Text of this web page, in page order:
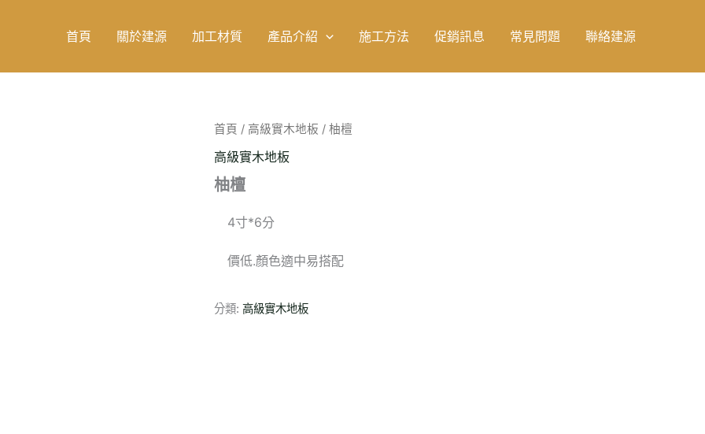
首頁 關於建源 加工材質 產品介紹 施工方法 促銷訊息 常見問題 聯絡建源
首頁 / 高級實木地板 / 柚檀
高級實木地板
柚檀
4寸*6分
價低.顏色適中易搭配
分類: 高級實木地板